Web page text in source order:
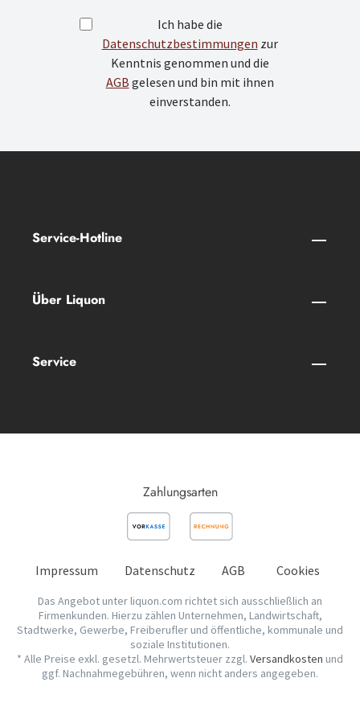
Ich habe die
Datenschutzbestimmungen zur
Kenntnis genommen und die
AGB gelesen und bin mit ihnen
einverstanden.
Service-Hotline
Über Liquon
Service
Zahlungsarten
Impressum Datenschutz AGB Cookies
Das Angebot unter liquon.com richtet sich ausschließlich an
Firmenkunden. Hierzu zählen Unternehmen, Landwirtschaft,
Stadtwerke, Gewerbe, Freiberufler und öffentliche, kommunale und
soziale Institutionen.
* Alle Preise exkl. gesetzl. Mehrwertsteuer zzgl. Versandkosten und
ggf. Nachnahmegebühren, wenn nicht anders angegeben.